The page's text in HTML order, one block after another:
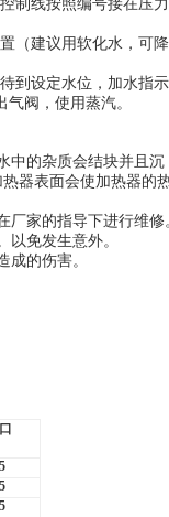
制线按照编号接在压
（建议用软化水，可
到设定水位，加水指
阀，使用蒸汽。
中的杂质会结块并且沉
器表面会使加热器的
家的指导下进行维修
免发生意外。
的伤害。